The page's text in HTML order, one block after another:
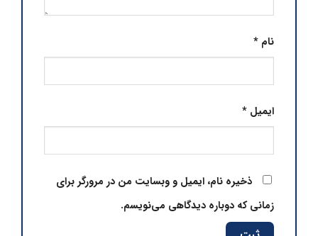
نام*
ایمیل*
ذخیره نام، ایمیل و وبسایت من در مرورگر برای
زمانی که دوباره دیدگاهی می‌نویسم.